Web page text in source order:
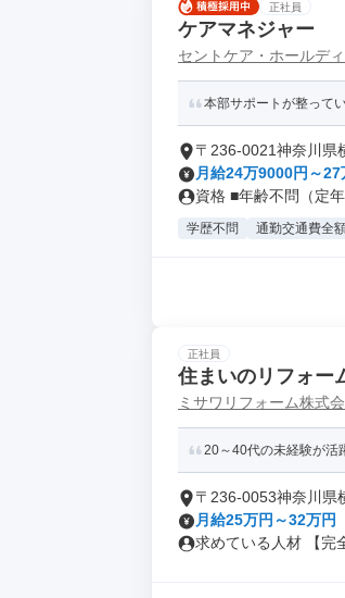
正社員
ケアマネジャー
セントケア・ホールデ
本部サポートが整って
〒236-0021神奈川県
月給24万9000円～27
資格 ■年齢不問（定
学歴不問 通勤交通費全
正社員
住まいのリフォー
ミサワリフォーム株式
20～40代の未経験が活
〒236-0053神奈川県
月給25万円～32万円
求めている人材 【完